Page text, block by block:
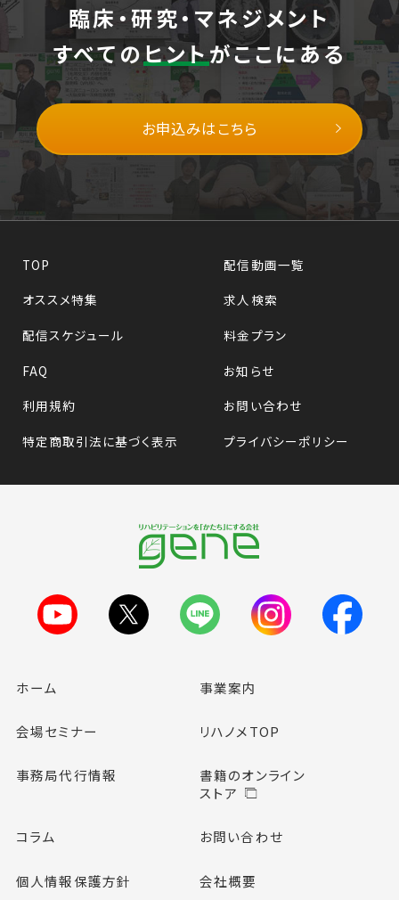
臨床・研究・マネジメント
すべてのヒントがここにある
お申込みはこちら
TOP
配信動画一覧
オススメ特集
求人検索
配信スケジュール
料金プラン
FAQ
お知らせ
利用規約
お問い合わせ
特定商取引法に基づく表示
プライバシーポリシー
ホーム 事業案内
会場セミナー リハノメTOP
事務局代行情報
書籍のオンライン
ストア
コラム お問い合わせ
個人情報保護方針 会社概要